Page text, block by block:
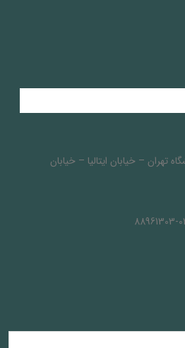
تهران – خيابان ايتاليا – خيابان